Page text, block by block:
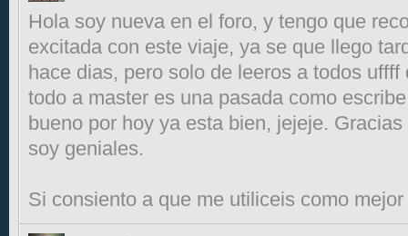
Hola soy nueva en el foro, y tengo que
excitada con este viaje, ya se que llego
hace dias, pero solo de leeros a todos
todo a master es una pasada como
bueno por hoy ya esta bien, jejeje.
soy geniales.
Si consiento a que me utiliceis como